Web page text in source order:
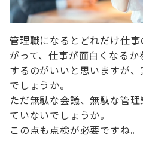
管理職になるとどれだけ仕
がって、仕事が面白くなる
するのがいいと思いますが
でしょうか。
ただ無駄な会議、無駄な管
ていないでしょうか。
この点も点検が必要ですね。